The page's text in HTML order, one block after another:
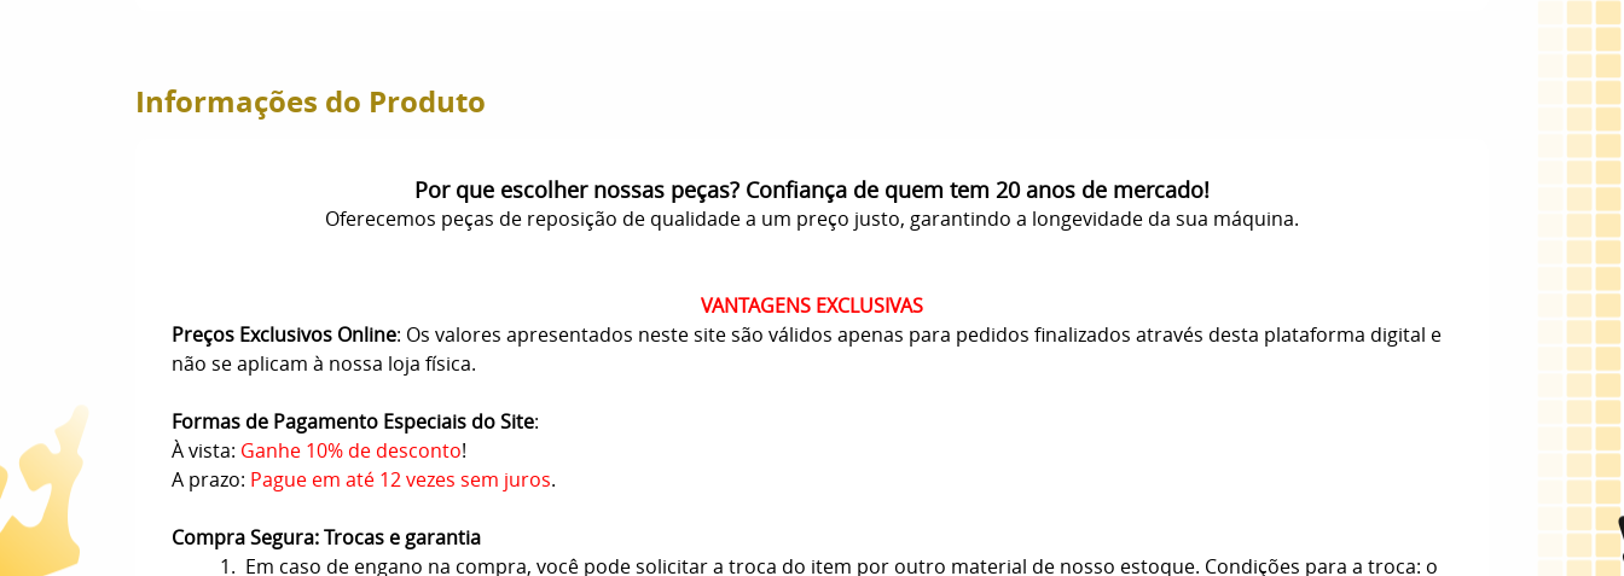
Informações do Produto
Por que escolher nossas peças? Confiança de quem tem 20 anos de mercado!
Oferecemos peças de reposição de qualidade a um preço justo, garantindo a longevidade da sua máquina.
VANTAGENS EXCLUSIVAS
Preços Exclusivos Online: Os valores apresentados neste site são válidos apenas para pedidos finalizados através desta plataforma digital e
não se aplicam à nossa loja física.
Formas de Pagamento Especiais do Site:
À vista: Ganhe 10% de desconto!
A prazo: Pague em até 12 vezes sem juros.
Compra Segura: Trocas e garantia
1. Em caso de engano na compra, você pode solicitar a troca do item por outro material de nosso estoque. Condições para a troca: o